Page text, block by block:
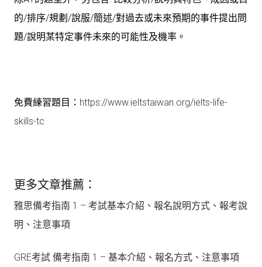
的/排序/規劃/說服/簡述/對過去或未來預期的事件提出問
題/說明某特定事件未來的可能性及機率。
免費練習題目 ： https://www.ieltstaiwan.org/ielts-life-
skills-tc
更多文章推薦：
雅思備考指南 1 – 考試基本介紹、報名說明方式、報考說
明、注意事項
GRE考試 備考指南 1 – 基本介紹、報名方式、注意事項